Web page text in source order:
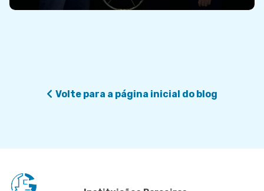
Volte para a página inicial do blog